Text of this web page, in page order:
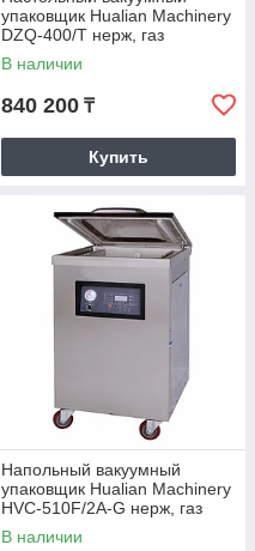
упаковщик Hualian Machinery
DZQ-400/T нерж, газ
В наличии
840 200 ₸
Купить
Напольный вакуумный
упаковщик Hualian Machinery
HVC-510F/2A-G нерж, газ
В наличии